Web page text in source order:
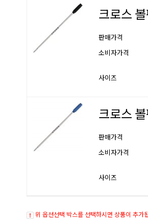
크로스
판매가격
소비자가격
사이즈
크로스
판매가격
소비자가격
사이즈
위 옵션선택 박스를 선택하시면 상품이 추가